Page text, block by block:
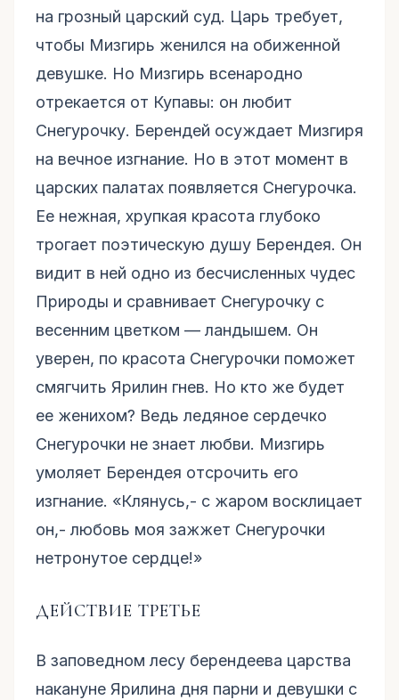
на грозный царский суд. Царь требует,
чтобы Мизгирь женился на обиженной
девушке. Но Мизгирь всенародно
отрекается от Купавы: он любит
Снегурочку. Берендей осуждает Мизгиря
на вечное изгнание. Но в этот момент в
царских палатах появляется Снегурочка.
Ее нежная, хрупкая красота глубоко
трогает поэтическую душу Берендея. Он
видит в ней одно из бесчисленных чудес
Природы и сравнивает Снегурочку с
весенним цветком — ландышем. Он
уверен, по красота Снегурочки поможет
смягчить Ярилин гнев. Но кто же будет
ее женихом? Ведь ледяное сердечко
Снегурочки не знает любви. Мизгирь
умоляет Берендея отсрочить его
изгнание. «Клянусь,- с жаром восклицает
он,- любовь моя зажжет Снегурочки
нетронутое сердце!»
ДЕЙСТВИЕ ТРЕТЬЕ
В заповедном лесу берендеева царства
накануне Ярилина дня парни и девушки с